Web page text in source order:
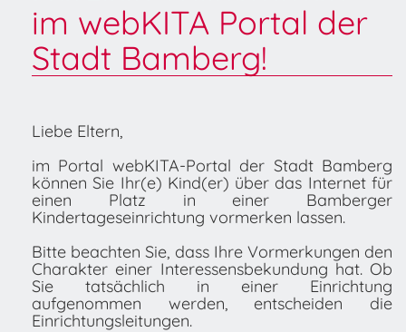
im webKITA Portal der
Stadt Bamberg!
Liebe Eltern,
im Portal webKITA-Portal der Stadt Bamberg
können Sie Ihr(e) Kind(er) über das Internet für
einen Platz in einer Bamberger
Kindertageseinrichtung vormerken lassen.
Bitte beachten Sie, dass Ihre Vormerkungen den
Charakter einer Interessensbekundung hat. Ob
Sie tatsächlich in einer Einrichtung
aufgenommen werden, entscheiden die
Einrichtungsleitungen.